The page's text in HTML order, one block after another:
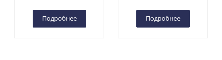
Подробнее Подробнее